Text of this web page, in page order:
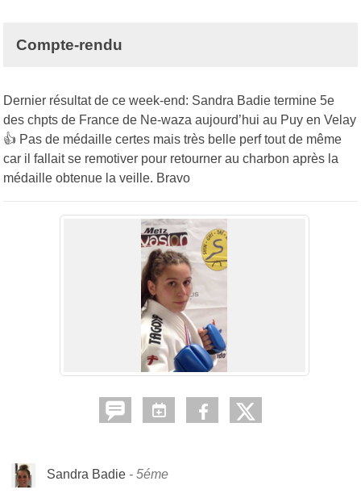
Compte-rendu
Dernier résultat de ce week-end: Sandra Badie termine 5e
des chpts de France de Ne-waza aujourd’hui au Puy en Velay
👍 Pas de médaille certes mais très belle perf tout de même
car il fallait se remotiver pour retourner au charbon après la
médaille obtenue la veille. Bravo
Sandra Badie 5éme